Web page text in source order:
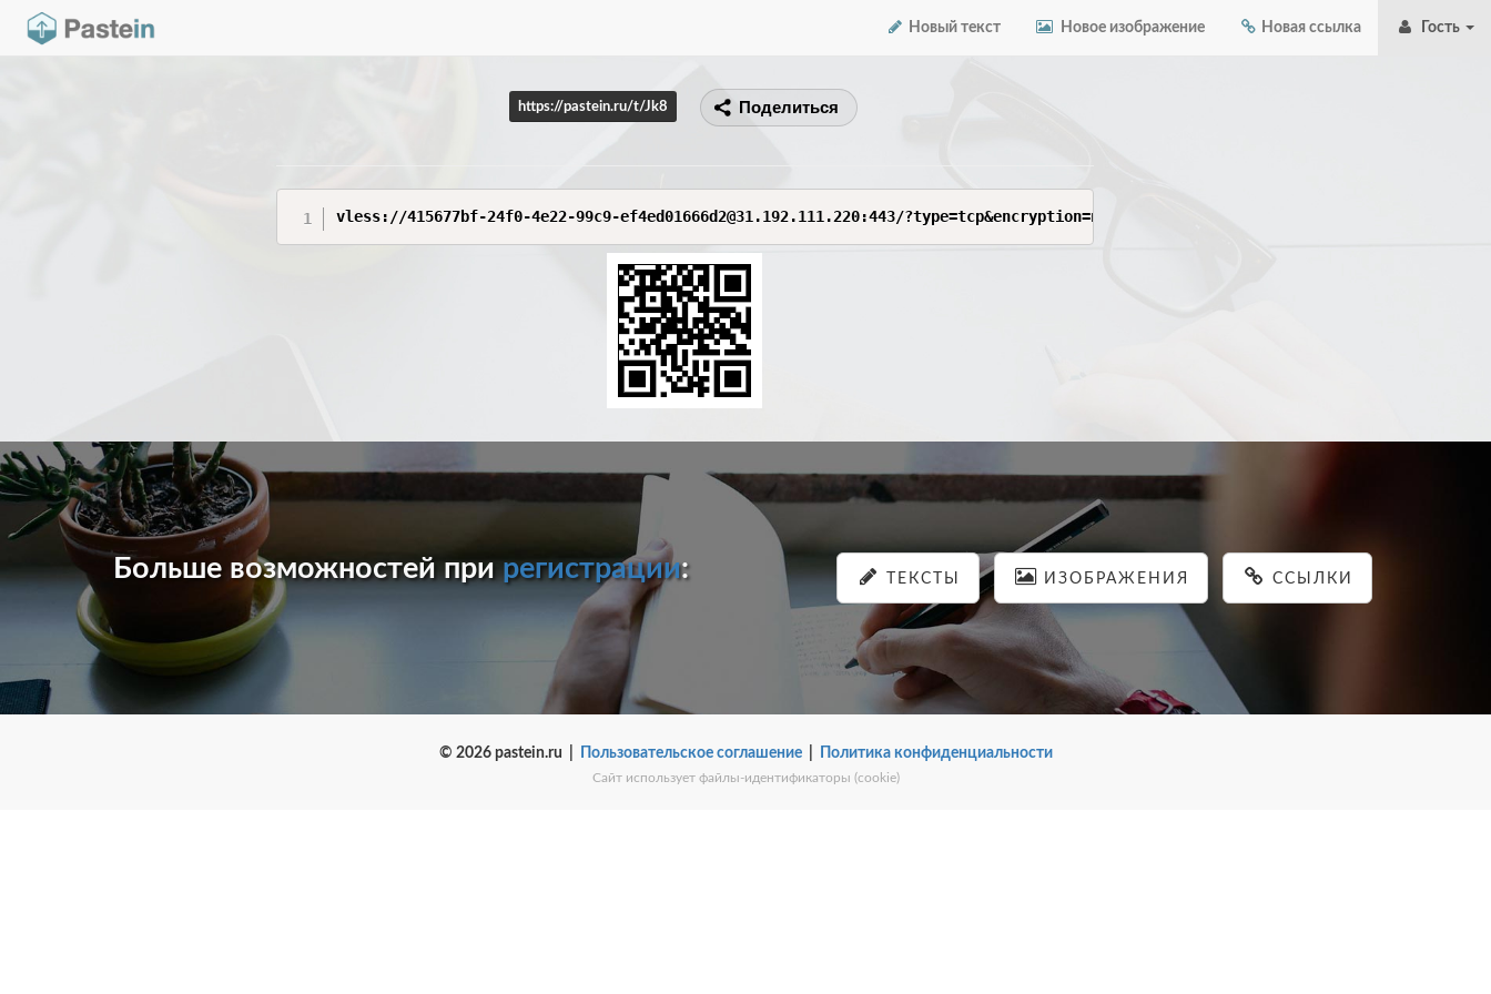
Новый текст Новое изображение Новая ссылка Гость
https://pastein.ru/t/Jk8 Поделиться
vless://415677bf-24f0-4e22-99c9-ef4ed01666d2@31.192.111.220:443/?type=tcp&encryption=none&flow=xtls-rprx-
Больше возможностей прирегистрации: ТЕКСТЫ ИЗОБРАЖЕНИЯ ССЫЛКИ
© 2026 pastein.ru | Пользовательское соглашение| Политика конфиденциальности
Сайт использует файлы-идентификаторы (cookie)